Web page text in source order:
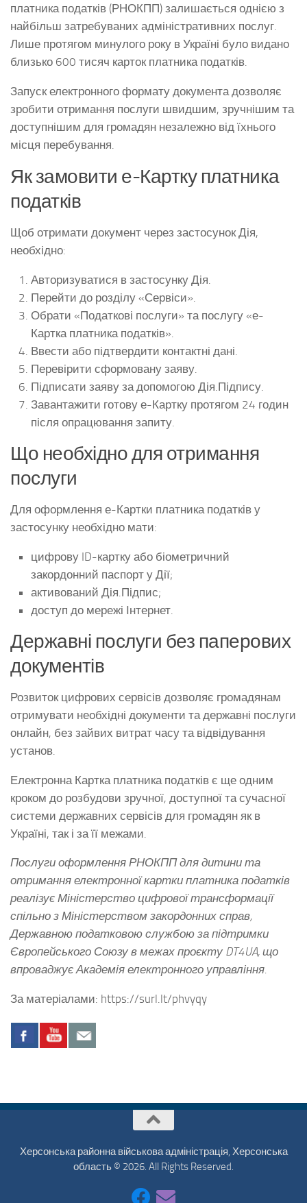
платника податків (РНОКПП) залишається однією з
найбільш затребуваних адміністративних послуг.
Лише протягом минулого року в Україні було видано
близько 600 тисяч карток платника податків.
Запуск електронного формату документа дозволяє
зробити отримання послуги швидшим, зручнішим та
доступнішим для громадян незалежно від їхнього
місця перебування.
Як замовити е-Картку платника
податків
Щоб отримати документ через застосунок Дія,
необхідно:
Авторизуватися в застосунку Дія.
Перейти до розділу «Сервіси».
Обрати «Податкові послуги» та послугу «е-
Картка платника податків».
Ввести або підтвердити контактні дані.
Перевірити сформовану заяву.
Підписати заяву за допомогою Дія.Підпису.
Завантажити готову е-Картку протягом 24 годин
після опрацювання запиту.
Що необхідно для отримання
послуги
Для оформлення е-Картки платника податків у
застосунку необхідно мати:
цифрову ID-картку або біометричний
закордонний паспорт у Дії;
активований Дія.Підпис;
доступ до мережі Інтернет.
Державні послуги без паперових
документів
Розвиток цифрових сервісів дозволяє громадянам
отримувати необхідні документи та державні послуги
онлайн, без зайвих витрат часу та відвідування
установ.
Електронна Картка платника податків є ще одним
кроком до розбудови зручної, доступної та сучасної
системи державних сервісів для громадян як в
Україні, так і за її межами.
Послуги оформлення РНОКПП для дитини та
отримання електронної картки платника податків
реалізує Міністерство цифрової трансформації
спільно з Міністерством закордонних справ,
Державною податковою службою за підтримки
Європейського Союзу в межах проєкту DT4UA, що
впроваджує Академія електронного управління.
За матеріалами: https://surl.lt/phvyqy
Херсонська районна військова адміністрація, Херсонська
область © 2026. All Rights Reserved.